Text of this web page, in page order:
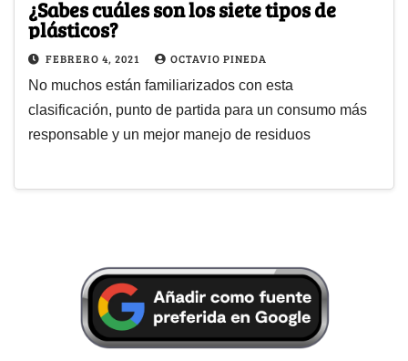
¿Sabes cuáles son los siete tipos de
plásticos?
FEBRERO 4, 2021 OCTAVIO PINEDA
No muchos están familiarizados con esta
clasificación, punto de partida para un consumo más
responsable y un mejor manejo de residuos